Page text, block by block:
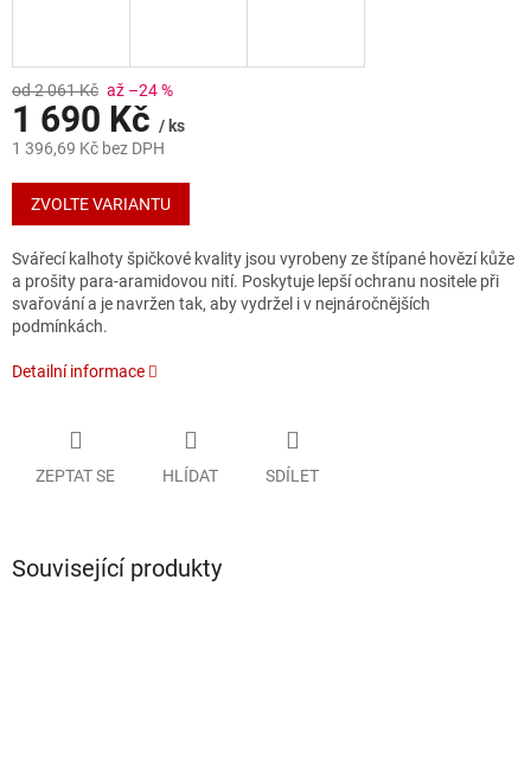
od 2 061 Kč až –24 %
1 690 Kč / ks
1 396,69 Kč bez DPH
Měrná
cena:
ZVOLTE VARIANTU
Svářecí kalhoty špičkové kvality jsou vyrobeny ze štípané hovězí kůže
a prošity para-aramidovou nití. Poskytuje lepší ochranu nositele při
svařování a je navržen tak, aby vydržel i v nejnáročnějších
podmínkách.
Detailní informace
ZEPTAT SE HLÍDAT SDÍLET
Související produkty